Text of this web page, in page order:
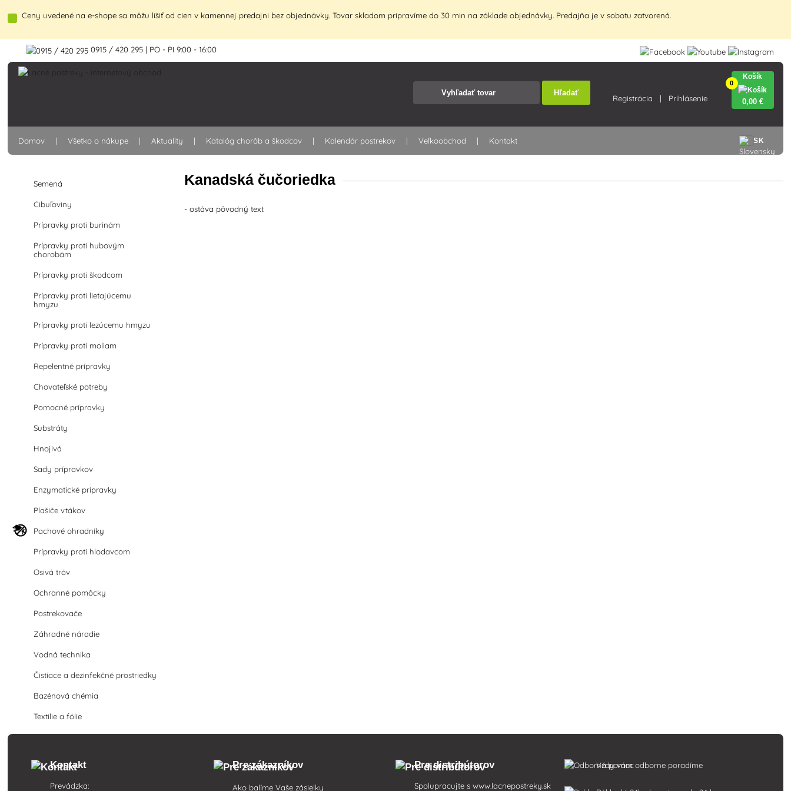
Ceny uvedené na e-shope sa môžu líšiť od cien v kamennej predajni bez objednávky. Tovar skladom pripravíme do 30 min na základe objednávky. Predajňa je v sobotu zatvorená.
0915 / 420 295 | PO - PI 9:00 - 16:00
Hľadať
Registrácia Prihlásenie
0
Košík
0,00 €
SK
Domov Všetko o nákupe Aktuality Katalóg chorôb a škodcov Kalendár postrekov Veľkoobchod Kontakt
Semená
Cibuľoviny
Prípravky proti burinám
Prípravky proti hubovým
chorobám
Prípravky proti škodcom
Prípravky proti lietajúcemu
hmyzu
Prípravky proti lezúcemu hmyzu
Prípravky proti moliam
Repelentné prípravky
Chovateľské potreby
Pomocné prípravky
Substráty
Hnojivá
Sady prípravkov
Enzymatické prípravky
Plašiče vtákov
Pachové ohradníky
Prípravky proti hlodavcom
Osivá tráv
Ochranné pomôcky
Postrekovače
Záhradné náradie
Vodná technika
Čistiace a dezinfekčné prostriedky
Bazénová chémia
Textílie a fólie
Kanadská čučoriedka
- ostáva pôvodný text
Kontakt
Prevádzka:
Pre zákazníkov
Ako balíme Vaše zásielky
Pre distribútorov
Spolupracujte swww.lacnepostreky.sk
Vždy vám odborne poradíme